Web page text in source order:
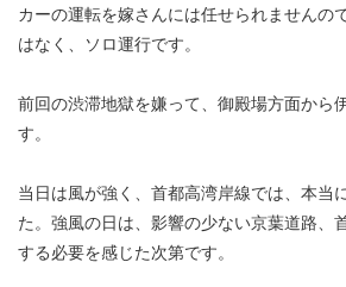
カーの運転を嫁さんには任せられませんの
はなく、ソロ運行です。
前回の渋滞地獄を嫌って、御殿場方面から
す。
当日は風が強く、首都高湾岸線では、本当
た。強風の日は、影響の少ない京葉道路、
する必要を感じた次第です。